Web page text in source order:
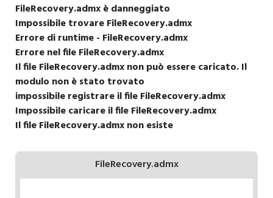
FileRecovery.admx è danneggiato
Impossibile trovare FileRecovery.admx
Errore di runtime - FileRecovery.admx
Errore nel file FileRecovery.admx
Il file FileRecovery.admx non può essere caricato. Il
modulo non è stato trovato
impossibile registrare il file FileRecovery.admx
Impossibile caricare il file FileRecovery.admx
Il file FileRecovery.admx non esiste
FileRecovery.admx